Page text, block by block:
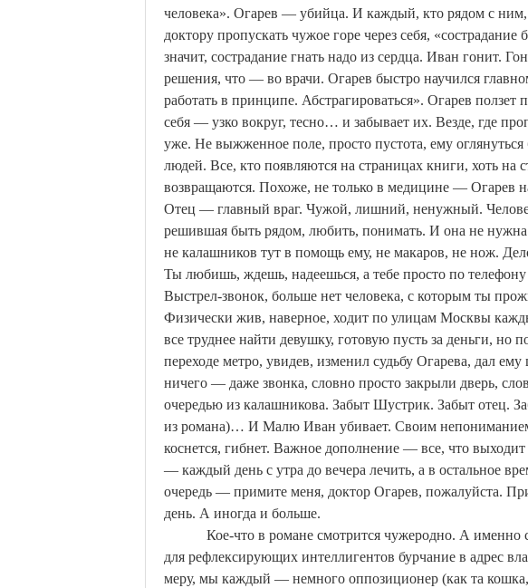
человека». Огарев — убийца. И каждый, кто рядом с
доктору пропускать чужое горе через себя,
значит, сострадание гнать надо из сердца. Иван гонит.
решения, что — во врачи. Огарев быстро научился
работать в принципе. Абстрагироваться». Огарев
себя — узко вокруг, тесно… и забывает их. Везде, где
уже. Не выжженное поле, просто пустота, ему
людей. Все, кто появляются на страницах книги, хоть на
возвращаются. Похоже, не только в медицине — Огарев
Отец — главный враг. Чужой, лишний, ненужный.
решившая быть рядом, любить, понимать. И она не
не калашников тут в помощь ему, не макаров, не нож.
Ты любишь, ждешь, надеешься, а тебе просто по
Выстрел-звонок, больше нет человека, с которым ты
Физически жив, наверное, ходит по улицам Москвы
все труднее найти девушку, готовую пусть за деньги, но
переходе метро, увидев, изменил судьбу Огарева, дал
ничего — даже звонка, словно просто закрыли дверь,
очередью из калашникова. Забыт Шустрик. Забыт отец.
из романа)… И Малю Иван убивает. Своим
коснется, гибнет. Важное дополнение — все, что выходит
— каждый день с утра до вечера лечить, а в остальное
очередь — примите меня, доктор Огарев, пожалуйста.
день. А иногда и больше.
Кое-что в романе смотрится чужеродно. А именно
для рефлексирующих интеллигентов бурчание в адрес
меру, мы каждый — немного оппозиционер (как та